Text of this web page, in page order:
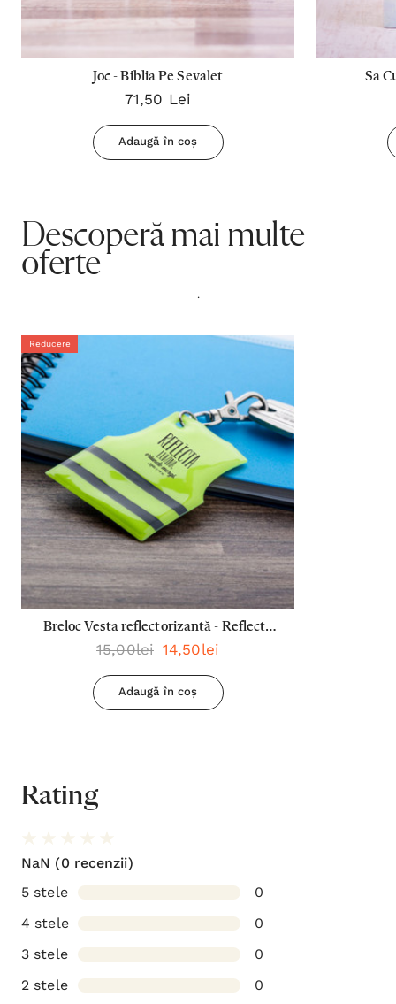
Joc - Biblia Pe Sevalet
71,50 Lei
Adaugă în coș
Sa
Descoperă mai multe
oferte
.
Reducere
Breloc Vesta reflectorizantă - Reflecta
lumina oriunde mergi
15,00lei 14,50lei
Adaugă în coș
Rating
NaN (0 recenzii)
5 stele
0
4 stele
0
3 stele
0
2 stele
0